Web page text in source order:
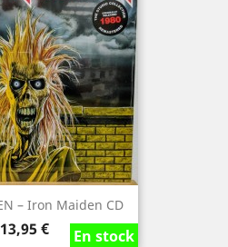
‎– Iron Maiden CD
En stock
Precio
13,95 € En stock
En stock